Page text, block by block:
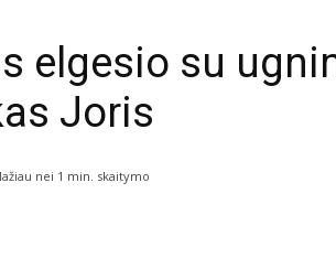
elgesio su
Joris
nei 1 min. skaitymo